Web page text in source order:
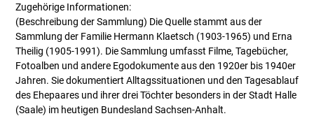
Zugehörige Informationen:
(Beschreibung der Sammlung) Die Quelle stammt aus der
Sammlung der Familie Hermann Klaetsch (1903-1965) und Erna
Theilig (1905-1991). Die Sammlung umfasst Filme, Tagebücher,
Fotoalben und andere Egodokumente aus den 1920er bis 1940er
Jahren. Sie dokumentiert Alltagssituationen und den Tagesablauf
des Ehepaares und ihrer drei Töchter besonders in der Stadt Halle
(Saale) im heutigen Bundesland Sachsen-Anhalt.